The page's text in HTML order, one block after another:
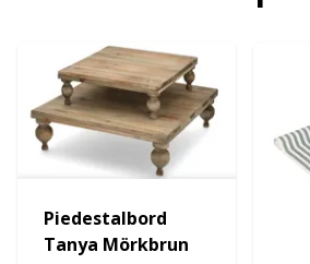
Piedestalbord
Tanya Mörkbrun